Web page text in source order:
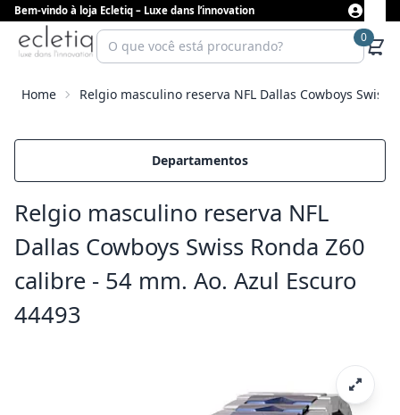
Bem-vindo à loja Ecletiq – Luxe dans l’innovation
0
Home Relgio masculino reserva NFL Dallas Cowboys
Departamentos
Relgio masculino reserva NFL
Dallas Cowboys Swiss Ronda Z60
calibre - 54 mm. Ao. Azul Escuro
44493